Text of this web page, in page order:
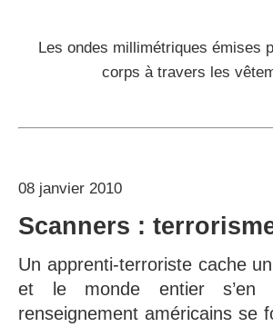
Les ondes millimétriques émises
corps à travers les
08 janvier 2010
Scanners :
Un apprenti-terroriste cache
et le monde entier s’en
renseignement américains se